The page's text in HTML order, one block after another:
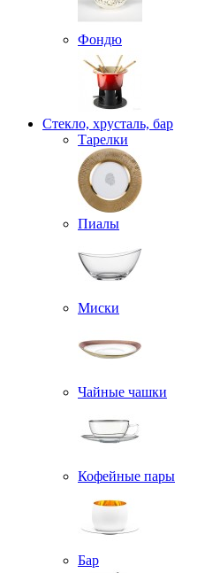
Фондю
Стекло, хрусталь, бар
Тарелки
Пиалы
Миски
Чайные чашки
Кофейные пары
Бар